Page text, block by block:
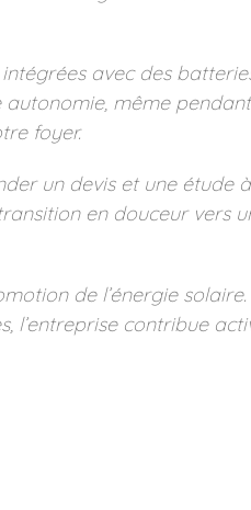
avec des
même
foyer.
un devis et une étude
en douceur vers
de l’énergie
contribue